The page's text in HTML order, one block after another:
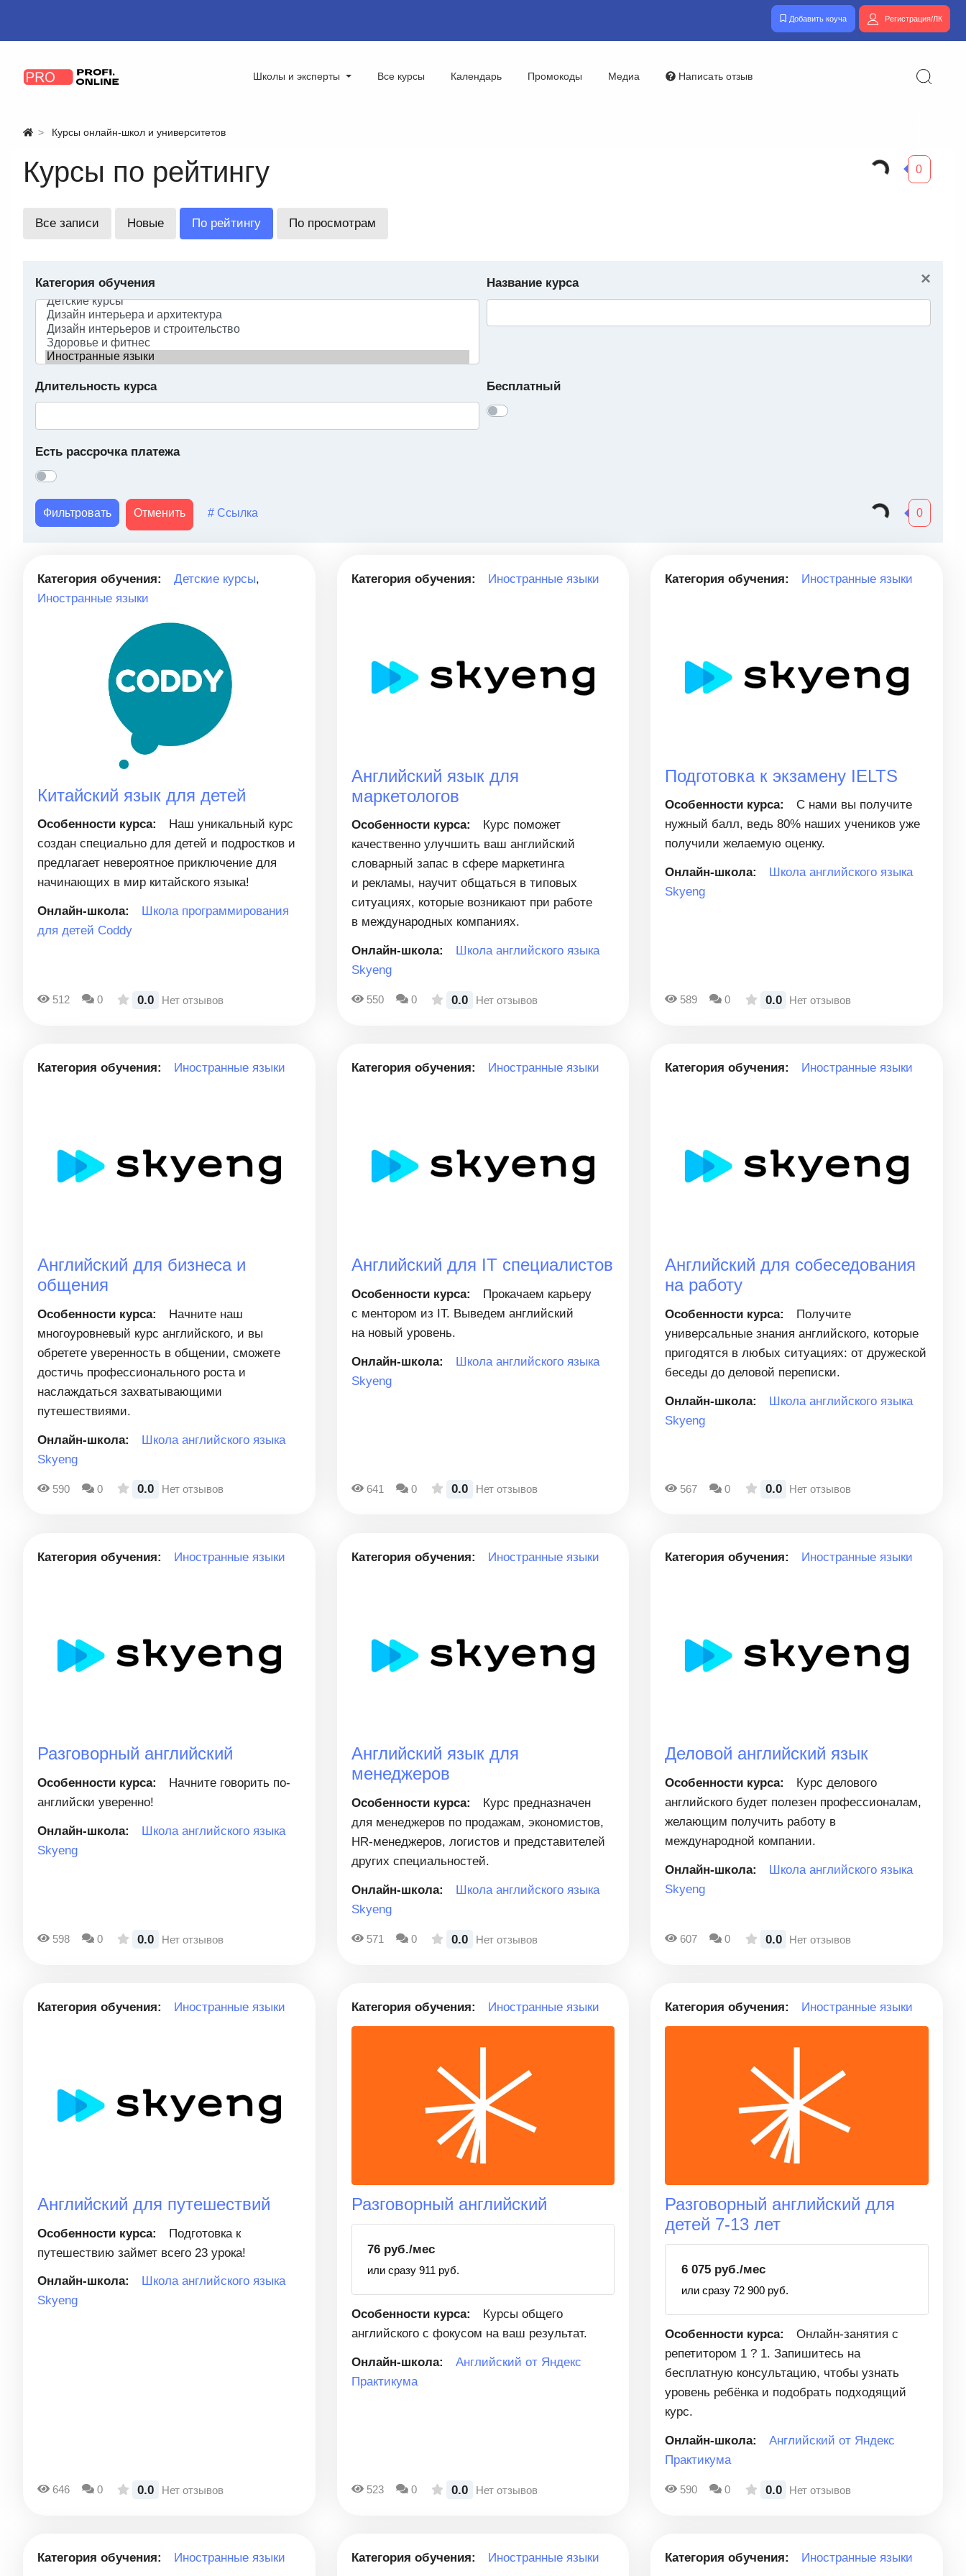
Добавить коуча Регистрация/ЛК
Школы и эксперты Все курсы Календарь Промокоды Медиа Написать отзыв
Курсы онлайн-школ и университетов
Курсы по рейтингу 0
Все записи Новые По рейтингу По просмотрам
×
Категория обучения Название курса
Длительность курса Бесплатный
Есть рассрочка платежа
Фильтровать Отменить # Ссылка 0
Категория обучения: Детские курсы,
Иностранные языки
Китайский язык для детей
Особенности курса:
Наш уникальный курс
создан специально для детей и подростков и
предлагает невероятное приключение для
начинающих в мир китайского языка!
Онлайн-школа:
Школа программирования
для детей Coddy
512 0 0.0 Нет отзывов
Категория обучения: Иностранные языки
Английский язык для
маркетологов
Особенности курса:
Курс поможет
качественно улучшить ваш английский
словарный запас в сфере маркетинга
и рекламы, научит общаться в типовых
ситуациях, которые возникают при работе
в международных компаниях.
Онлайн-школа:
Школа английского языка
Skyeng
550 0 0.0 Нет отзывов
Категория обучения: Иностранные языки
Подготовка к экзамену IELTS
Особенности курса:
С нами вы получите
нужный балл, ведь 80% наших учеников уже
получили желаемую оценку.
Онлайн-школа:
Школа английского языка
Skyeng
589 0 0.0 Нет отзывов
Категория обучения: Иностранные языки
Английский для бизнеса и
общения
Особенности курса:
Начните наш
многоуровневый курс английского, и вы
обретете уверенность в общении, сможете
достичь профессионального роста и
наслаждаться захватывающими
путешествиями.
Онлайн-школа:
Школа английского языка
Skyeng
590 0 0.0 Нет отзывов
Категория обучения: Иностранные языки
Английский для IT специалистов
Особенности курса:
Прокачаем карьеру
с ментором из IT. Выведем английский
на новый уровень.
Онлайн-школа:
Школа английского языка
Skyeng
641 0 0.0 Нет отзывов
Категория обучения: Иностранные языки
Английский для собеседования
на работу
Особенности курса:
Получите
универсальные знания английского, которые
пригодятся в любых ситуациях: от дружеской
беседы до деловой переписки.
Онлайн-школа:
Школа английского языка
Skyeng
567 0 0.0 Нет отзывов
Категория обучения: Иностранные языки
Разговорный английский
Особенности курса:
Начните говорить по-
английски уверенно!
Онлайн-школа:
Школа английского языка
Skyeng
598 0 0.0 Нет отзывов
Категория обучения: Иностранные языки
Английский язык для
менеджеров
Особенности курса:
Курс предназначен
для менеджеров по продажам, экономистов,
HR-менеджеров, логистов и представителей
других специальностей.
Онлайн-школа:
Школа английского языка
Skyeng
571 0 0.0 Нет отзывов
Категория обучения: Иностранные языки
Деловой английский язык
Особенности курса:
Курс делового
английского будет полезен профессионалам,
желающим получить работу в
международной компании.
Онлайн-школа:
Школа английского языка
Skyeng
607 0 0.0 Нет отзывов
Категория обучения: Иностранные языки
Английский для путешествий
Особенности курса:
Подготовка к
путешествию займет всего 23 урока!
Онлайн-школа:
Школа английского языка
Skyeng
646 0 0.0 Нет отзывов
Категория обучения: Иностранные языки
Разговорный английский
76 руб./мес
или сразу 911 руб.
Особенности курса:
Курсы общего
английского с фокусом на ваш результат.
Онлайн-школа:
Английский от Яндекс
Практикума
523 0 0.0 Нет отзывов
Категория обучения: Иностранные языки
Разговорный английский для
детей 7-13 лет
6 075 руб./мес
или сразу 72 900 руб.
Особенности курса:
Онлайн-занятия с
репетитором 1 ? 1. Запишитесь на
бесплатную консультацию, чтобы узнать
уровень ребёнка и подобрать подходящий
курс.
Онлайн-школа:
Английский от Яндекс
Практикума
590 0 0.0 Нет отзывов
Категория обучения: Иностранные языки Категория обучения: Иностранные языки Категория обучения: Иностранные языки